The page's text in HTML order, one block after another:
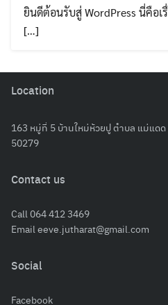
Search
for:
ยินดีต้อนรับสู่ WordPress นี่คือเ
[…]
Location
163 หมู่ที่ 5 บ้านใหม่ห้วยปู ตำบล แม่แด
50279
Contact us
Call 064 412 3469
Email eeve.jutharat@gmail.com
Social
Facebook